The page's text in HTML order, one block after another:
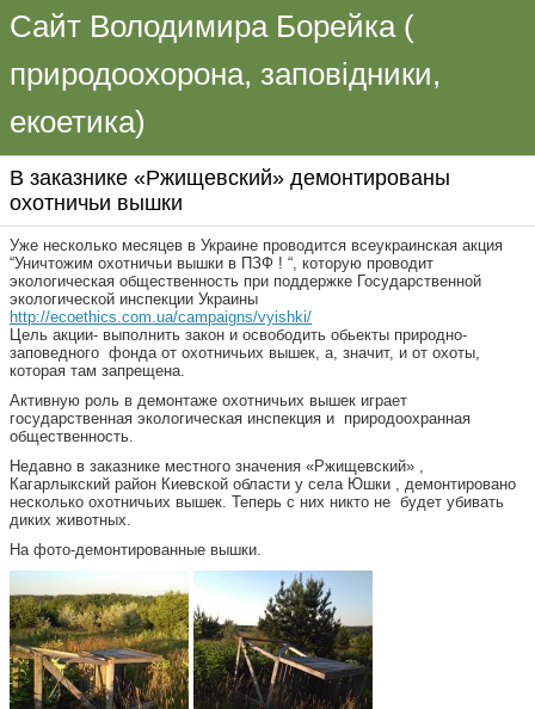
Сайт Володимира Борейка (
природоохорона, заповідники,
екоетика)
В заказнике «Ржищевский» демонтированы
охотничьи вышки
Уже несколько месяцев в Украине проводится всеукраинская акция
“Уничтожим охотничьи вышки в ПЗФ ! “, которую проводит
экологическая общественность при поддержке Государственной
экологической инспекции Украины
http://ecoethics.com.ua/campaigns/vyishki/
Цель акции- выполнить закон и освободить обьекты природно-
заповедного фонда от охотничьих вышек, а, значит, и от охоты,
которая там запрещена.
Активную роль в демонтаже охотничьих вышек играет
государственная экологическая инспекция и природоохранная
общественность.
Недавно в заказнике местного значения «Ржищевский» ,
Кагарлыкский район Киевской области у села Юшки , демонтировано
несколько охотничьих вышек. Теперь с них никто не будет убивать
диких животных.
На фото-демонтированные вышки.